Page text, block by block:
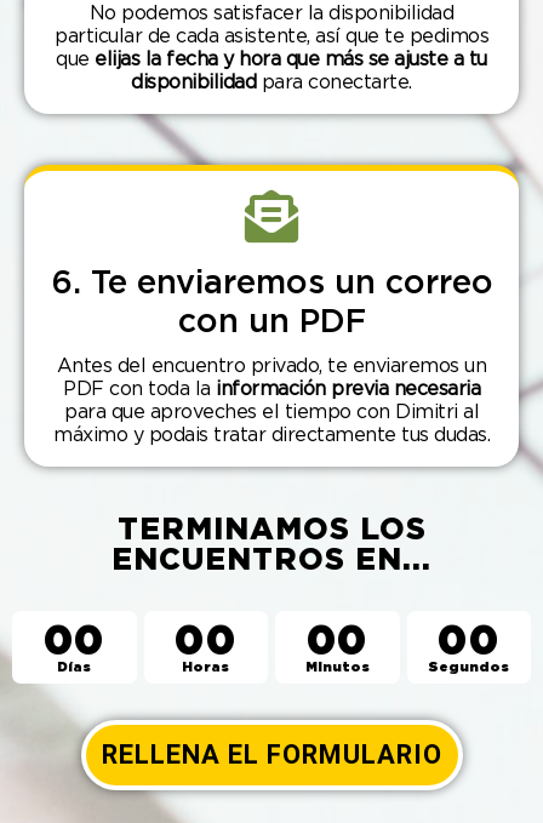
No podemos satisfacer la disponibilidad
particular de cada asistente, así que te pedimos
que elijas la fecha y hora que más se ajuste a tu
disponibilidad para conectarte.
6. Te enviaremos un correo
con un PDF
Antes del encuentro privado, te enviaremos un
PDF con toda la información previa necesaria
para que aproveches el tiempo con Dimitri al
máximo y podais tratar directamente tus dudas.
TERMINAMOS LOS
ENCUENTROS EN...
00
Días
00
Horas
00
Minutos
00
Segundos
RELLENA EL FORMULARIO